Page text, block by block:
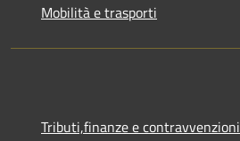
Mobilità e trasporti
Tributi,finanze e contravvenzioni